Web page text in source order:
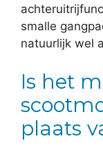
smalle
natuurlijk wel
Is het
plaats